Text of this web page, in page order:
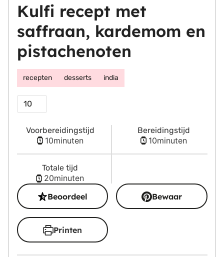
Kulfi recept met
saffraan, kardemom en
pistachenoten
recepten desserts india
Porties
Voorbereidingstijd
10minuten
minuten
Bereidingstijd
10minuten
minuten
Totale tijd
20minuten
minuten
Beoordeel
Bewaar
Printen